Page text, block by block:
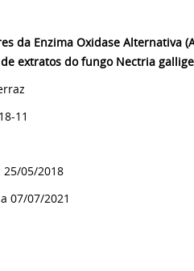
da Enzima Oxidase Alternativa
extratos do fungo Nectria
11
25/05/2018
07/07/2021